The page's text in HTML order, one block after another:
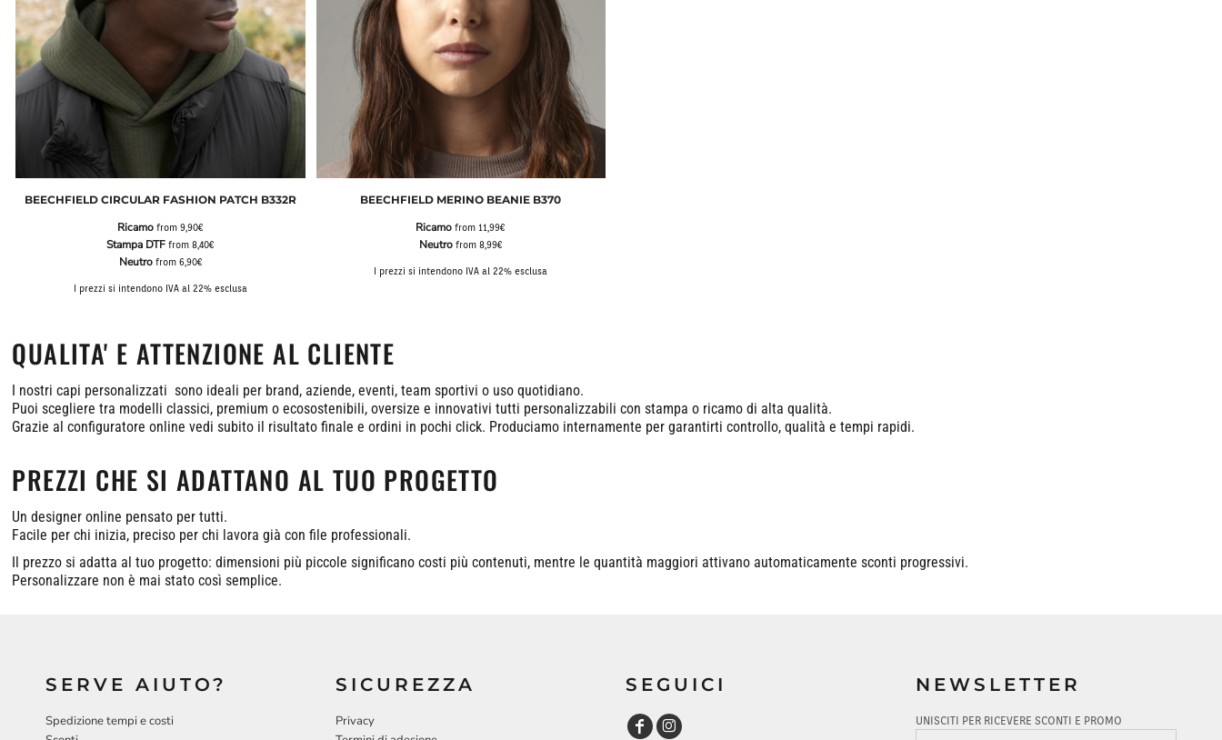
BEECHFIELD CIRCULAR FASHION PATCH B332R
Ricamo from9,90€
Stampa DTF from8,40€
Neutrofrom 6,90€
I prezzi si intendono IVA al 22% esclusa
BEECHFIELD MERINO BEANIE B370
Ricamo from11,99€
Neutrofrom 8,99€
I prezzi si intendono IVA al 22% esclusa
QUALITA' E ATTENZIONE AL CLIENTE
I nostri capi personalizzati sono ideali per brand, aziende, eventi, team sportivi o uso quotidiano.
Puoi scegliere tra modelli classici, premium o ecosostenibili, oversize e innovativi tutti personalizzabili con stampa o ricamo di alta qualità.
Grazie al configuratore online vedi subito il risultato finale e ordini in pochi click. Produciamo internamente per garantirti controllo, qualità e tempi rapidi.
PREZZI CHE SI ADATTANO AL TUO PROGETTO
Un designer online pensato per tutti.
Facile per chi inizia, preciso per chi lavora già con file professionali.
Il prezzo si adatta al tuo progetto: dimensioni più piccole significano costi più contenuti, mentre le quantità maggiori attivano automaticamente sconti progressivi.
Personalizzare non è mai stato così semplice.
SERVE AIUTO?
Spedizione tempi e costi
SICUREZZA
Privacy
SEGUICI NEWSLETTER
UNISCITI PER RICEVERE SCONTI E PROMO